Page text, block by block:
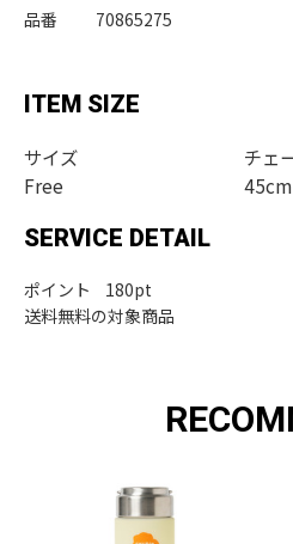
品番
70865275
ITEM SIZE
サイズ
チェ
Free
45cm
SERVICE DETAIL
ポイント 180pt
送料無料の対象商品